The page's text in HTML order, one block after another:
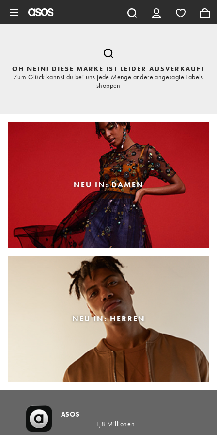
OH NEIN! DIESE MARKE IST LEIDER AUSVERKAUFT
Zum Glück kannst du bei uns jede Menge andere angesagte Labels
shoppen
NEU IN: DAMEN
NEU IN: HERREN
ASOS
1,8 Millionen